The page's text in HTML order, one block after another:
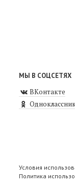
МЫ В СОЦСЕТЯХ
ВКонтакте
Условия
Политика